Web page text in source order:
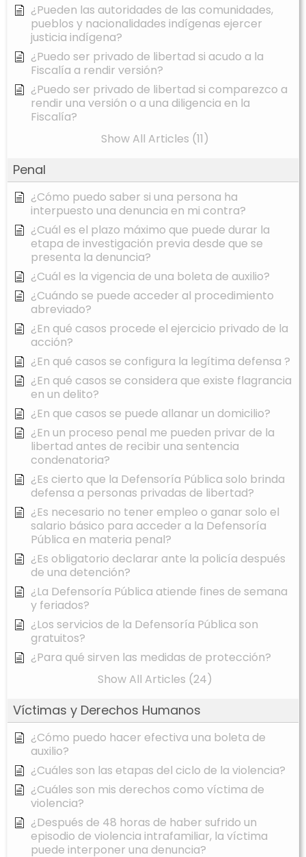
¿Pueden las autoridades de las comunidades,
pueblos y nacionalidades indígenas ejercer
justicia indígena?
¿Puedo ser privado de libertad si acudo a la
Fiscalía a rendir versión?
¿Puedo ser privado de libertad si comparezco a
rendir una versión o a una diligencia en la
Fiscalía?
Show All Articles (11)
Penal
¿Cómo puedo saber si una persona ha
interpuesto una denuncia en mi contra?
¿Cuál es el plazo máximo que puede durar la
etapa de investigación previa desde que se
presenta la denuncia?
¿Cuál es la vigencia de una boleta de auxilio?
¿Cuándo se puede acceder al procedimiento
abreviado?
¿En qué casos procede el ejercicio privado de la
acción?
¿En qué casos se configura la legítima defensa ?
¿En qué casos se considera que existe flagrancia
en un delito?
¿En que casos se puede allanar un domicilio?
¿En un proceso penal me pueden privar de la
libertad antes de recibir una sentencia
condenatoria?
¿Es cierto que la Defensoría Pública solo brinda
defensa a personas privadas de libertad?
¿Es necesario no tener empleo o ganar solo el
salario básico para acceder a la Defensoría
Pública en materia penal?
¿Es obligatorio declarar ante la policía después
de una detención?
¿La Defensoría Pública atiende fines de semana
y feriados?
¿Los servicios de la Defensoría Pública son
gratuitos?
¿Para qué sirven las medidas de protección?
Show All Articles (24)
Víctimas y Derechos Humanos
¿Cómo puedo hacer efectiva una boleta de
auxilio?
¿Cuáles son las etapas del ciclo de la violencia?
¿Cuáles son mis derechos como víctima de
violencia?
¿Después de 48 horas de haber sufrido un
episodio de violencia intrafamiliar, la víctima
puede interponer una denuncia?